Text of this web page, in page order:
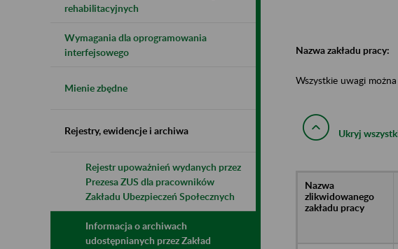
rehabilitacyjnych
Wymagania dla oprogramowania
interfejsowego
Mienie zbędne
Rejestry, ewidencje i archiwa
Rejestr upoważnień wydanych przez
Prezesa ZUS dla pracowników
Zakładu Ubezpieczeń Społecznych
Informacja o archiwach
udostępnianych przez Zakład
Nazwa zakładu pracy:
Wszystkie uwagi
Ukryj
Nazwa
zlikwidowanego
zakładu pracy